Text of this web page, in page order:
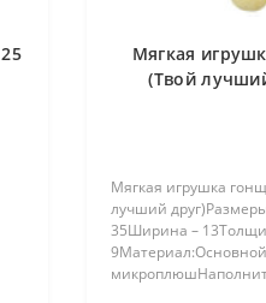
Мягкая
(Твой
Мягкая игрушка
лучший друг)
35Ширина –